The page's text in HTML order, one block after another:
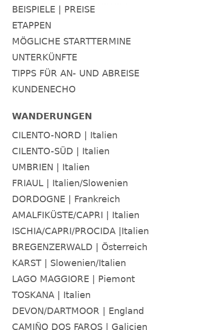
BEISPIELE | PREISE
ETAPPEN
MÖGLICHE STARTTERMINE
UNTERKÜNFTE
TIPPS FÜR AN- UND ABREISE
KUNDENECHO
WANDERUNGEN
CILENTO-NORD | Italien
CILENTO-SÜD | Italien
UMBRIEN | Italien
FRIAUL | Italien/Slowenien
DORDOGNE | Frankreich
AMALFIKÜSTE/CAPRI | Italien
ISCHIA/CAPRI/PROCIDA |Italien
BREGENZERWALD | Österreich
KARST | Slowenien/Italien
LAGO MAGGIORE | Piemont
TOSKANA | Italien
DEVON/DARTMOOR | England
CAMIÑO DOS FAROS | Galicien